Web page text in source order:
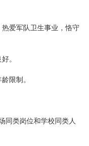
爱军队卫生事业，恪守
。
限制。
同类岗位和学校同类人